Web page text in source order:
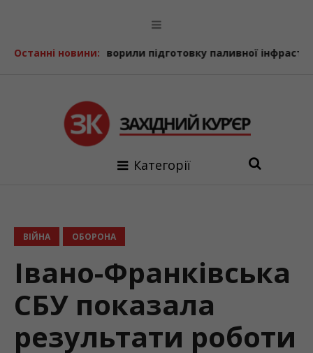
Останні новини:підготовку паливної інфраструктури до
Категорії
ВІЙНА ОБОРОНА
Івано-Франківська
СБУ показала
результати роботи